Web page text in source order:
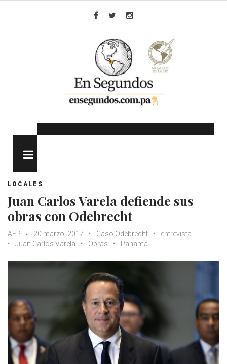
LOCALES
Juan Carlos Varela defiende sus
obras con Odebrecht
AFP 20 marzo, 2017 Caso Odebrecht
entrevista
Juan Carlos Varela
Obras Panamá